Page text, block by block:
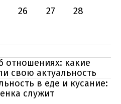
26 27
28
какие
свою актуальность
в еде и кусание:
служит